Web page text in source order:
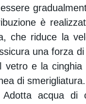
è
che riduce la
una forza
vetro e la
di smerigliatura.
acqua di